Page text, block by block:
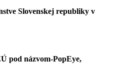
Slovenskej republiky v
pod názvom-PopEye,